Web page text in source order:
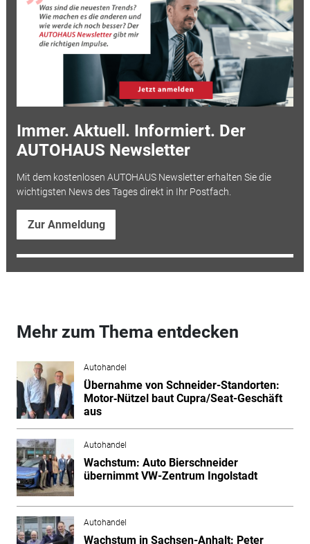
Immer. Aktuell. Informiert. Der
AUTOHAUS Newsletter
Mit dem kostenlosen AUTOHAUS Newsletter erhalten Sie die
wichtigsten News des Tages direkt in Ihr Postfach.
Zur Anmeldung
Mehr zum Thema entdecken
Autohandel
Übernahme von Schneider-Standorten:
Motor‑Nützel baut Cupra/Seat-Geschäft
aus
Autohandel
Wachstum: Auto Bierschneider
übernimmt VW-Zentrum Ingolstadt
Autohandel
Wachstum in Sachsen-Anhalt: Peter